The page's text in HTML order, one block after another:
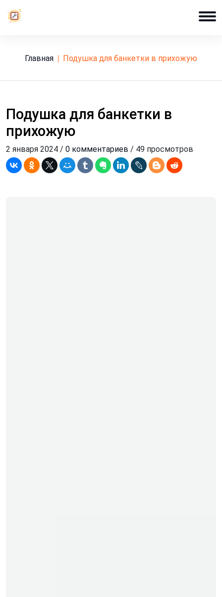
Главная подушка для банкетки в прихожую
Подушка для банкетки в
прихожую
2 января 2024 / 0 комментариев / 49 просмотров